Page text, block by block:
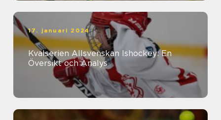
17. januari 2024
Kvalserien Allsvenskan Ishockey: En
Översikt och Analys